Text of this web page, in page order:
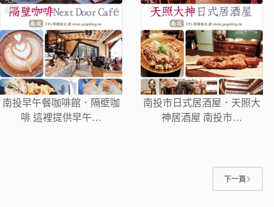
南投早午餐咖啡館．隔壁咖
啡 這裡提供早午…
南投市日式居酒屋．天照大
神居酒屋 南投市…
下一頁